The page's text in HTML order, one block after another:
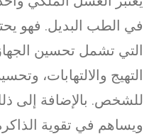
في الطب البديل. فهو
التي تشمل تحسين
التهيج والالتهابات،
للشخص. بالإضافة إلى
ويساهم في تقوية